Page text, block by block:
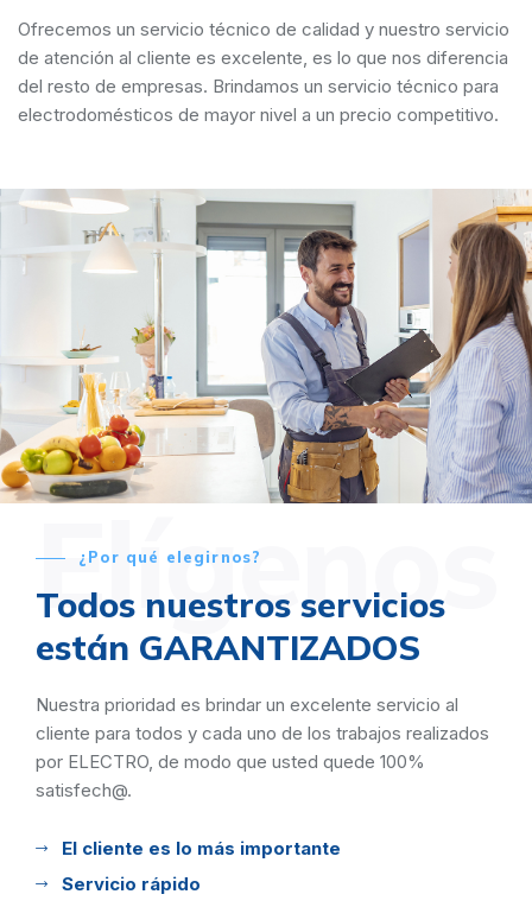
Ofrecemos un servicio técnico de calidad y nuestro servicio
de atención al cliente es excelente, es lo que nos diferencia
del resto de empresas. Brindamos un servicio técnico para
electrodomésticos de mayor nivel a un precio competitivo.
Elígenos
¿Por qué elegirnos?
Todos nuestros servicios
están GARANTIZADOS
Nuestra prioridad es brindar un excelente servicio al
cliente para todos y cada uno de los trabajos realizados
por ELECTRO, de modo que usted quede 100%
satisfech@.
El cliente es lo más importante
Servicio rápido